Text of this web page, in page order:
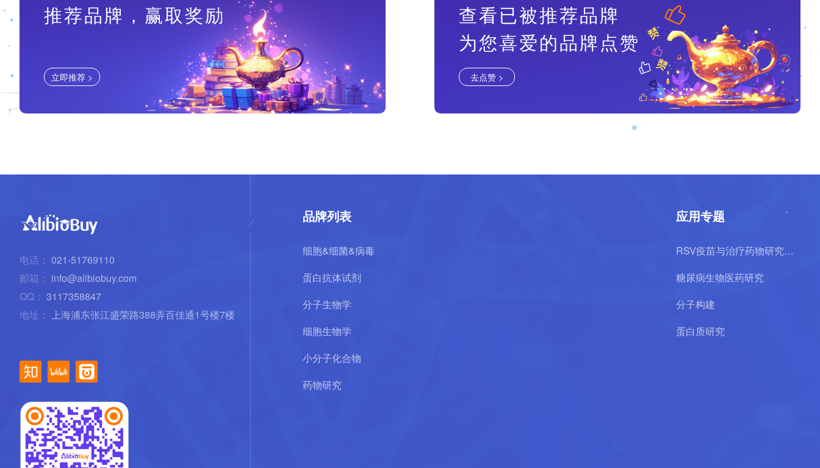
推荐品牌，赢取奖励
立即推荐 >
查看已被推荐品牌
为您喜爱的品牌点赞
去点赞 >
电话： 021-51769110
邮箱： info@alibiobuy.com
QQ： 3117358847
地址： 上海浦东张江盛荣路388弄百佳通1号楼7楼
品牌列表
细胞&细菌&病毒
蛋白抗体试剂
分子生物学
细胞生物学
小分子化合物
药物研究
应用专题
RSV疫苗与治疗药物研究专
题
糖尿病生物医药研究
分子构建
蛋白质研究